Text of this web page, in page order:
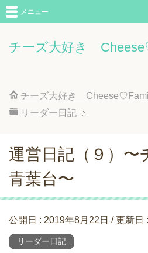
チーズ大好き
メニュー
チーズ大好き
リーダー日記
運営日記（９）〜
青葉台〜
公開日 : 2019年8月22日 / 更新日 :
リーダー日記